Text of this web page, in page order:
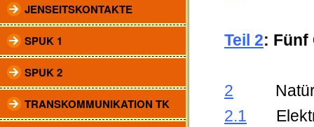
JENSEITSKONTAKTE
SPUK 1
SPUK 2
TRANSKOMMUNIKATION TK
Teil 2: Fünf
2
2.1